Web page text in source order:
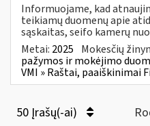
Informuojame, kad
teikiamų duomenų apie
sąskaitas, seifo kamerų
Metai: 2025 Mokesčių
pažymos ir mokėjimo
VMI » Raštai, paaiškinimai
50 Įrašų(-ai)